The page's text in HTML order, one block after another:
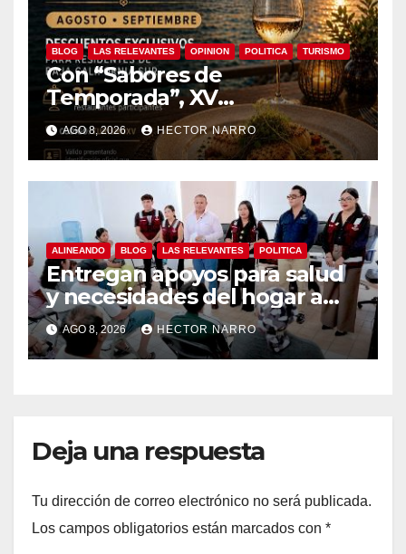
BLOG LAS RELEVANTES OPINION POLITICA TURISMO
Con “Sabores de
Temporada”, XV
Ayuntamiento de Los Cabos
y Canirac impulsan consumo
local con beneficios para
residentes de BCS
AGO 8, 2026 HECTOR NARRO
ALINEANDO BLOG LAS RELEVANTES POLITICA
Entregan apoyos para salud
y necesidades del hogar a
familias de Cabo San Lucas
AGO 8, 2026 HECTOR NARRO
Deja una respuesta
Tu dirección de correo electrónico no será publicada.
Los campos obligatorios están marcados con *